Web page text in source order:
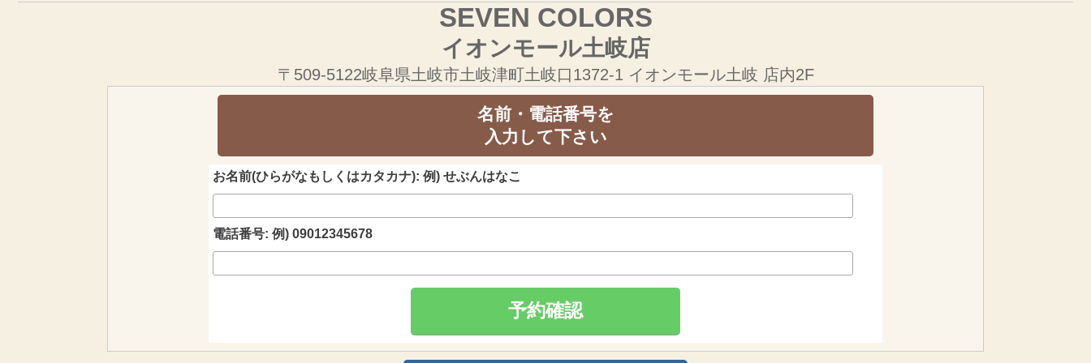
SEVEN COLORS
イオンモール土岐店
〒509-5122岐阜県土岐市土岐津町土岐口1372-1 イオンモール土岐 店内2F
名前・電話番号を
入力して下さい
お名前(ひらがなもしくはカタカナ): 例) せぶんはなこ
電話番号: 例) 09012345678
予約確認